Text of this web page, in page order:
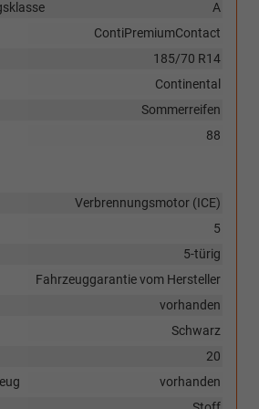
A
ContiPremiumContact
185/70 R14
Continental
Sommerreifen
88
Verbrennungsmotor (ICE)
5
5-türig
Fahrzeuggarantie vom Hersteller
vorhanden
Schwarz
20
vorhanden